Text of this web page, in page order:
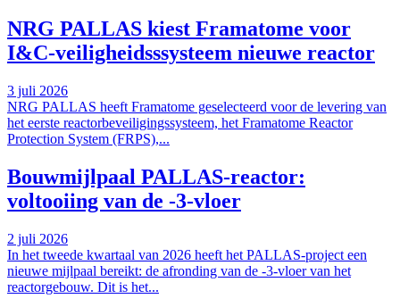
NRG PALLAS kiest Framatome voor
I&C-veiligheidsssysteem nieuwe reactor
3 juli 2026
NRG PALLAS heeft Framatome geselecteerd voor de levering van
het eerste reactorbeveiligingssysteem, het Framatome Reactor
Protection System (FRPS),...
Bouwmijlpaal PALLAS-reactor:
voltooiing van de -3-vloer
2 juli 2026
In het tweede kwartaal van 2026 heeft het PALLAS-project een
nieuwe mijlpaal bereikt: de afronding van de -3-vloer van het
reactorgebouw. Dit is het...